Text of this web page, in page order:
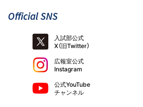
Official SNS
入試部公式
X（旧Twitter）
広報室公式
Instagram
公式YouTube
チャンネル